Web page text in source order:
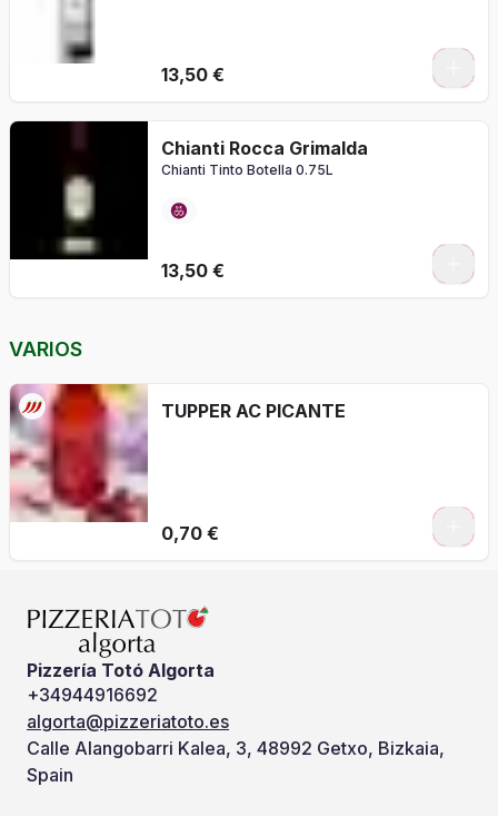
13,50 €
Chianti Rocca Grimalda
Chianti Tinto Botella 0.75L
13,50 €
VARIOS
TUPPER AC PICANTE
0,70 €
Pizzería Totó Algorta
+34944916692
algorta@pizzeriatoto.es
Calle Alangobarri Kalea, 3, 48992 Getxo, Bizkaia,
Spain